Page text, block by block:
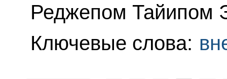
Реджепом Тайипом
Ключевые слова: